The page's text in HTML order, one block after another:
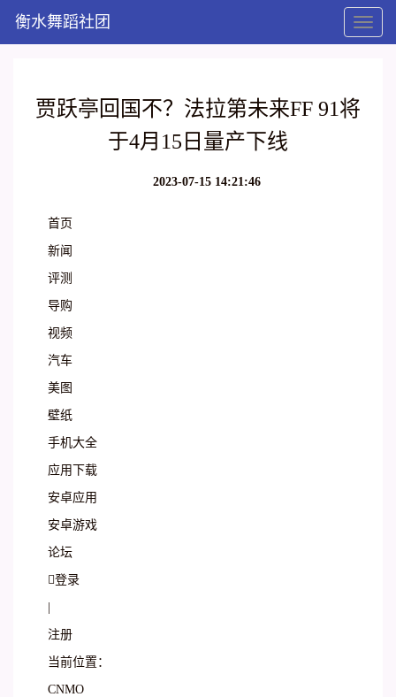
Toggle
衡水舞蹈社团
贾跃亭回国不？法拉第未来FF 91将
于4月15日量产下线
2023-07-15 14:21:46
首页
新闻
评测
导购
视频
汽车
美图
壁纸
手机大全
应用下载
安卓应用
安卓游戏
论坛
登录
注册
当前位置：
CNMO